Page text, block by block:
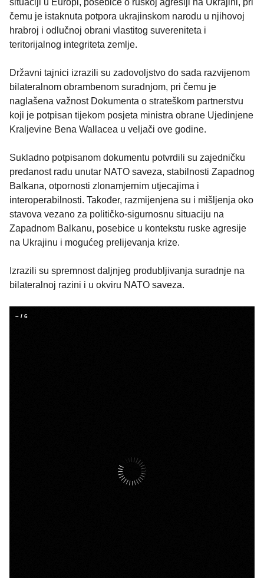
situaciji u Europi, posebice o ruskoj agresiji na Ukrajini, pri
čemu je istaknuta potpora ukrajinskom narodu u njihovoj
hrabroj i odlučnoj obrani vlastitog suvereniteta i
teritorijalnog integriteta zemlje.
Državni tajnici izrazili su zadovoljstvo do sada razvijenom
bilateralnom obrambenom suradnjom, pri čemu je
naglašena važnost Dokumenta o strateškom partnerstvu
koji je potpisan tijekom posjeta ministra obrane Ujedinjene
Kraljevine Bena Wallacea u veljači ove godine.
Sukladno potpisanom dokumentu potvrdili su zajedničku
predanost radu unutar NATO saveza, stabilnosti Zapadnog
Balkana, otpornosti zlonamjernim utjecajima i
interoperabilnosti. Također, razmijenjena su i mišljenja oko
stavova vezano za političko-sigurnosnu situaciju na
Zapadnom Balkanu, posebice u kontekstu ruske agresije
na Ukrajinu i mogućeg prelijevanja krize.
Izrazili su spremnost daljnjeg produbljivanja suradnje na
bilateralnoj razini i u okviru NATO saveza.
– / 6